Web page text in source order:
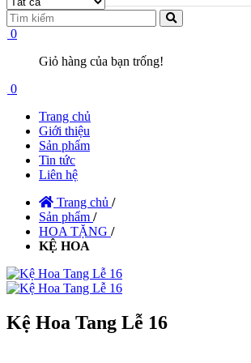
0
Giỏ hàng của bạn trống!
0
Trang chủ
Giới thiệu
Sản phẩm
Tin tức
Liên hệ
Trang chủ /
Sản phẩm /
HOA TẶNG /
KỆ HOA
Kệ Hoa Tang Lễ 16